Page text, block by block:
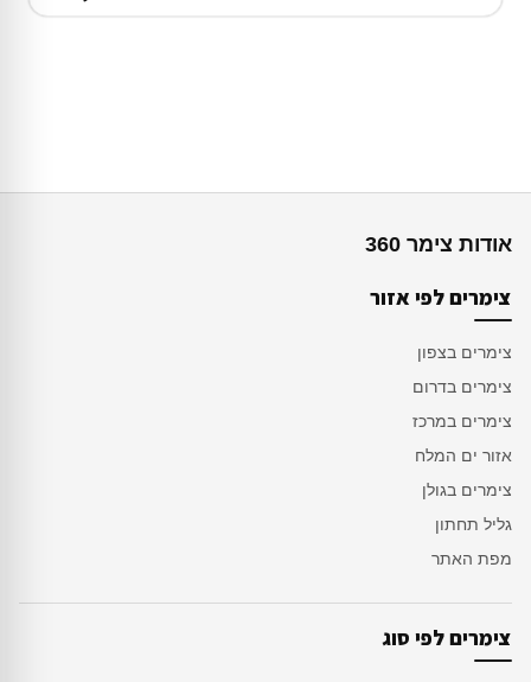
אודות צימר 360
צימרים לפי אזור
צימרים בצפון
צימרים בדרום
צימרים במרכז
אזור ים המלח
צימרים בגולן
גליל תחתון
מפת האתר
צימרים לפי סוג